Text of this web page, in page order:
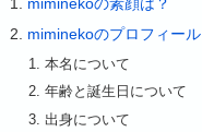
miminekoの素顔は？
miminekoのプロフィール
本名について
年齢と誕生日について
出身について